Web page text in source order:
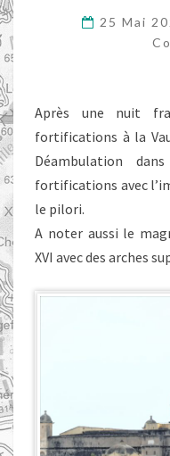
25 Mai
Après une nuit
fortifications à la
Déambulation
fortifications avec
le pilori.
A noter aussi le
XVI avec des arches